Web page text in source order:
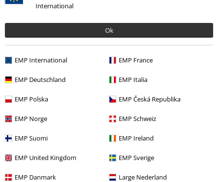
International
Ok
EMP International EMP France
EMP Deutschland EMP Italia
EMP Polska EMP Česká Republika
EMP Norge EMP Schweiz
EMP Suomi EMP Ireland
EMP United Kingdom EMP Sverige
EMP Danmark Large Nederland
De start-up en el salón a ser el número 1
¡Descubre más ahora!
E-mail Newsletter
suscríbete ahora!